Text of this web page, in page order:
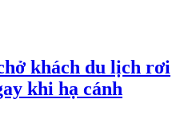
khách du lịch rơi
khi hạ cánh